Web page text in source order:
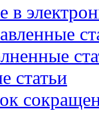
в
статьи